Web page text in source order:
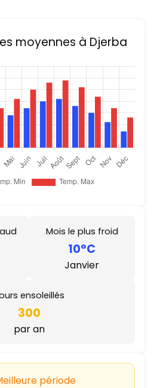
moyennes à Djerba
Mois le plus froid
10°C
Janvier
ensoleillés
300
par an
période